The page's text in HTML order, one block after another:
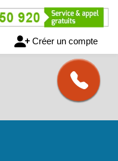
Créer un compte